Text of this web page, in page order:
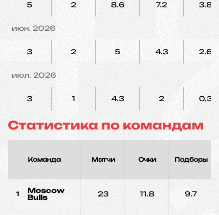
5 2 8.6 7.2 3.8
июн. 2026
3 2 5 4.3 2.6
июл. 2026
3 1 4.3 2 0.3
Статистика по командам
Команда Матчи Очки Подборы
1
Moscow
Bulls
23 11.8 9.7